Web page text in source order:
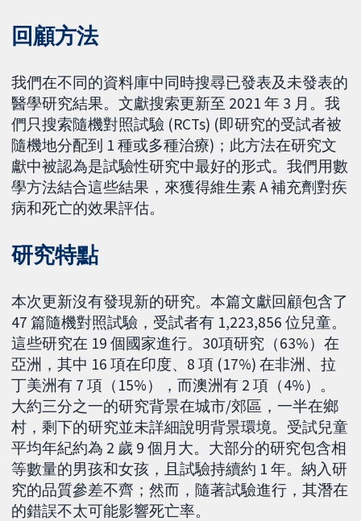
回顧方法
我們在不同的資料庫中同時搜尋已發表及未發表的
醫學研究結果。文獻搜索更新至 2021 年 3 月。我
們只搜索隨機對照試驗 (RCTs) (即研究的受試者被
隨機地分配到 1 種或多種治療)；此方法在研究文
獻中被認為是試驗性研究中最好的形式。我們用數
學方法結合這些結果，來獲得維生素 A 補充劑對疾
病和死亡的效果評估。
研究特點
本次更新沒有發現新的研究。本篇文獻回顧包含了
47 篇隨機對照試驗，受試者有 1,223,856 位兒童。
這些研究在 19 個國家進行。30項研究（63%）在
亞洲，其中 16 項在印度、8 項 (17%) 在非洲、拉
丁美洲有 7 項（15%），而澳洲有 2 項（4%）。
大約三分之一的研究背景在城市/郊區，一半在鄉
村，剩下的研究並未詳細說明背景環境。受試兒童
平均年紀約為 2 歲 9 個月大。大部分的研究包含相
等數量的男孩和女孩，且試驗持續約 1 年。納入研
究的品質參差不齊；然而，隨著試驗進行，其潛在
的錯誤不太可能影響死亡率。